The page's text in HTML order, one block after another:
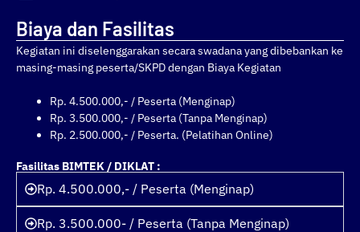
Biaya dan Fasilitas
Kegiatan ini diselenggarakan secara swadana yang dibebankan ke
masing-masing peserta/SKPD dengan Biaya Kegiatan
Rp. 4.500.000,- / Peserta (Menginap)
Rp. 3.500.000,- / Peserta (Tanpa Menginap)
Rp. 2.500.000,- / Peserta. (Pelatihan Online)
Fasilitas BIMTEK / DIKLAT :
Rp. 4.500.000,- / Peserta (Menginap)
Rp. 3.500.000- / Peserta (Tanpa Menginap)